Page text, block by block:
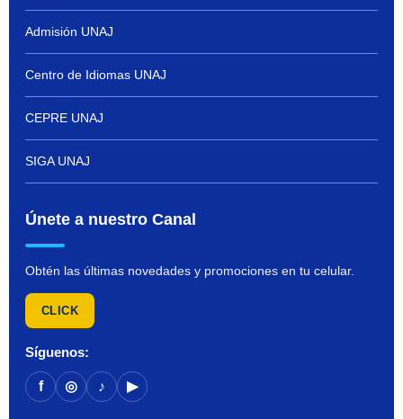
Admisión UNAJ
Centro de Idiomas UNAJ
CEPRE UNAJ
SIGA UNAJ
Únete a nuestro Canal
Obtén las últimas novedades y promociones en tu celular.
CLICK
Síguenos:
f ◎ ♪ ▶